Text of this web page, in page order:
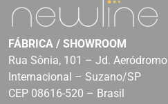
FÁBRICA / SHOWROOM
Rua Sônia, 101 – Jd. Aeródromo
Internacional – Suzano/SP
CEP 08616-520 – Brasil